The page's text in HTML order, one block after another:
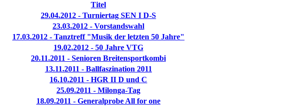
Titel
29.04.2012 - Turniertag SEN I D-S
23.03.2012 - Vorstandswahl
17.03.2012 - Tanztreff "Musik der letzten 50 Jahre"
19.02.2012 - 50 Jahre VTG
20.11.2011 - Senioren Breitensportkombi
13.11.2011 - Ballfaszination 2011
16.10.2011 - HGR II D und C
25.09.2011 - Milonga-Tag
18.09.2011 - Generalprobe All for one